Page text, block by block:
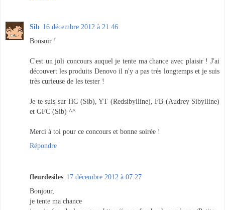
Sib 16 décembre 2012 à 21:46
Bonsoir !
C'est un joli concours auquel je tente ma chance avec plaisir ! J'ai
découvert les produits Denovo il n'y a pas très longtemps et je suis
très curieuse de les tester !
Je te suis sur HC (Sib), YT (Redsibylline), FB (Audrey Sibylline)
et GFC (Sib) ^^
Merci à toi pour ce concours et bonne soirée !
Répondre
fleurdesiles 17 décembre 2012 à 07:27
Bonjour,
je tente ma chance